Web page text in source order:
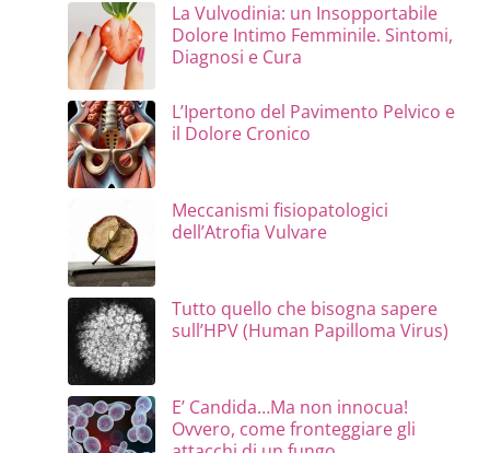
La Vulvodinia: un Insopportabile
Dolore Intimo Femminile. Sintomi,
Diagnosi e Cura
L’Ipertono del Pavimento Pelvico e
il Dolore Cronico
Meccanismi fisiopatologici
dell’Atrofia Vulvare
Tutto quello che bisogna sapere
sull’HPV (Human Papilloma Virus)
E’ Candida…Ma non innocua!
Ovvero, come fronteggiare gli